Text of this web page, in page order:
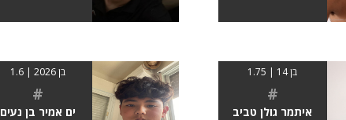
בן 14 | 1.75
#
איתמר גולן טביב
בן 2026 | 1.6
#
ים אמיר בן נעים